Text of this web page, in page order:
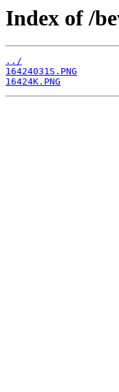
Index of /
../
16424031S.PNG
16424K.PNG